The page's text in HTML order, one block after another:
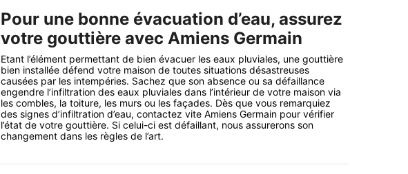
Pour une bonne évacuation d’eau, assurez
votre gouttière avec Amiens Germain
Etant l’élément permettant de bien évacuer les eaux pluviales, une gouttière
bien installée défend votre maison de toutes situations désastreuses
causées par les intempéries. Sachez que son absence ou sa défaillance
engendre l’infiltration des eaux pluviales dans l’intérieur de votre maison via
les combles, la toiture, les murs ou les façades. Dès que vous remarquiez
des signes d’infiltration d’eau, contactez vite Amiens Germain pour vérifier
l’état de votre gouttière. Si celui-ci est défaillant, nous assurerons son
changement dans les règles de l’art.